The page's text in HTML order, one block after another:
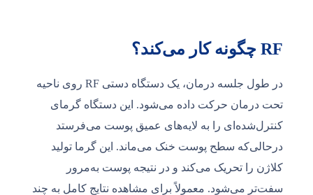
RF چگونه کار می‌کند؟
در طول جلسه درمان، یک دستگاه دستی RF روی ناحیه
تحت درمان حرکت داده می‌شود. این دستگاه گرمای
کنترل‌شده‌ای را به لایه‌های عمیق پوست می‌فرستد
درحالی‌که سطح پوست خنک می‌ماند. این گرما تولید
کلاژن را تحریک می‌کند و در نتیجه پوست به‌مرور
سفت‌تر می‌شود. معمولاً برای مشاهده نتایج کامل به چند